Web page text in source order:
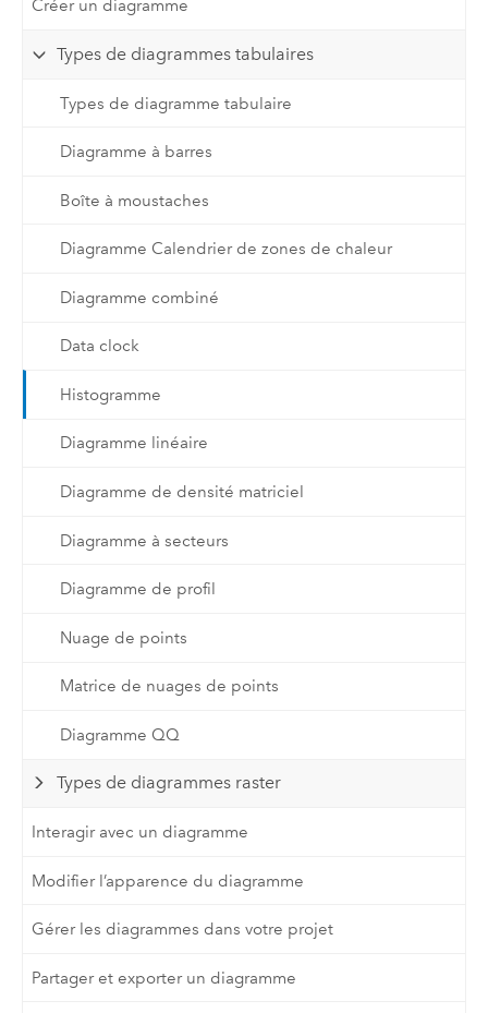
Créer un diagramme
Types de diagrammes tabulaires
Types de diagramme tabulaire
Diagramme à barres
Boîte à moustaches
Diagramme Calendrier de zones de chaleur
Diagramme combiné
Data clock
Histogramme
Diagramme linéaire
Diagramme de densité matriciel
Diagramme à secteurs
Diagramme de profil
Nuage de points
Matrice de nuages de points
Diagramme QQ
Types de diagrammes raster
Interagir avec un diagramme
Modifier l’apparence du diagramme
Gérer les diagrammes dans votre projet
Partager et exporter un diagramme